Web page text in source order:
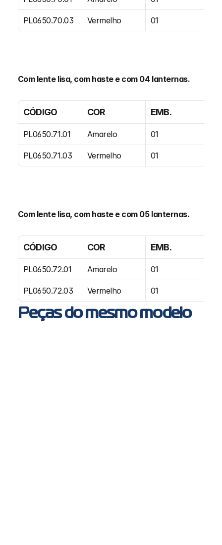
PL0650.70.03 Vermelho 01
Com lente lisa, com haste e com 04 lanternas.
CÓDIGO COR EMB.
PL0650.71.01 Amarelo 01
PL0650.71.03 Vermelho 01
Com lente lisa, com haste e com 05 lanternas.
CÓDIGO COR EMB.
PL0650.72.01 Amarelo 01
PL0650.72.03 Vermelho 01
Peças do mesmo modelo